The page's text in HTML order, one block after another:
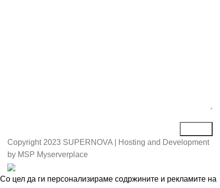
Copyright 2023 SUPERNOVA | Hosting and Development
by MSP Myserverplace
Со цел да ги персонализираме содржините и рекламите на